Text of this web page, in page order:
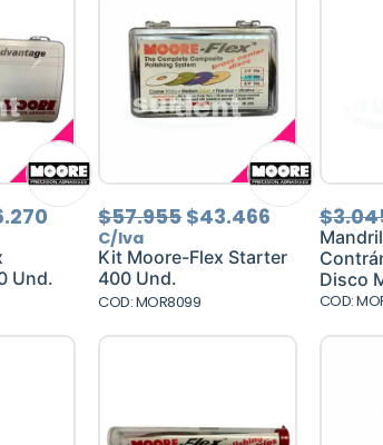
El
precio
actual
es:
$36.270.
Und.
$57.955El
original
$57.955.
$43.466 El
precio
actual
$43.466.
C/Iva
Kit Moore-Flex Starter
400 Und.
COD: MOR8099
$
Mandril
Disco
COD: